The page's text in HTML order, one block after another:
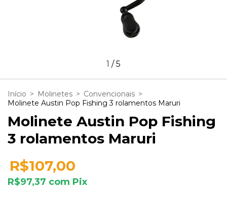
1 /5
Início > Molinetes > Convencionais >
Molinete Austin Pop Fishing 3 rolamentos Maruri
Molinete Austin Pop Fishing
3 rolamentos Maruri
R$107,00
R$97,37 com Pix